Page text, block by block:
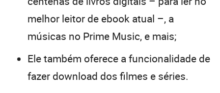
melhor leitor de ebook atual –, a
músicas no Prime Music, e mais;
Ele também oferece a funcionalidade de
fazer download dos filmes e séries.